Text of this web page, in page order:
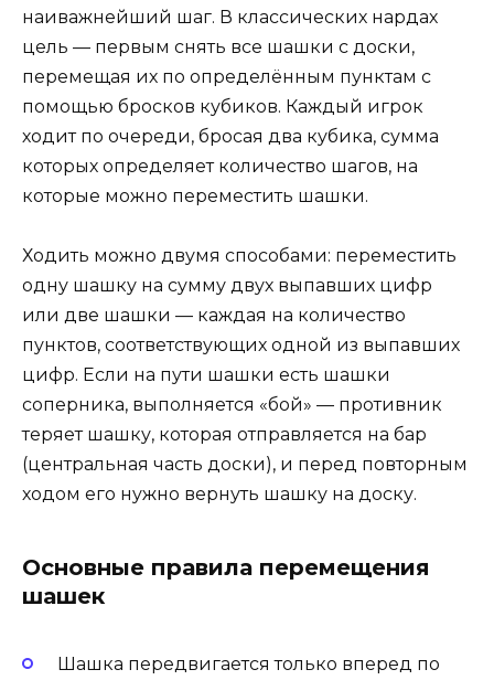
наиважнейший шаг. В классических нардах
цель — первым снять все шашки с доски,
перемещая их по определённым пунктам с
помощью бросков кубиков. Каждый игрок
ходит по очереди, бросая два кубика, сумма
которых определяет количество шагов, на
которые можно переместить шашки.
Ходить можно двумя способами: переместить
одну шашку на сумму двух выпавших цифр
или две шашки — каждая на количество
пунктов, соответствующих одной из выпавших
цифр. Если на пути шашки есть шашки
соперника, выполняется «бой» — противник
теряет шашку, которая отправляется на бар
(центральная часть доски), и перед повторным
ходом его нужно вернуть шашку на доску.
Основные правила перемещения
шашек
Шашка передвигается только вперед по